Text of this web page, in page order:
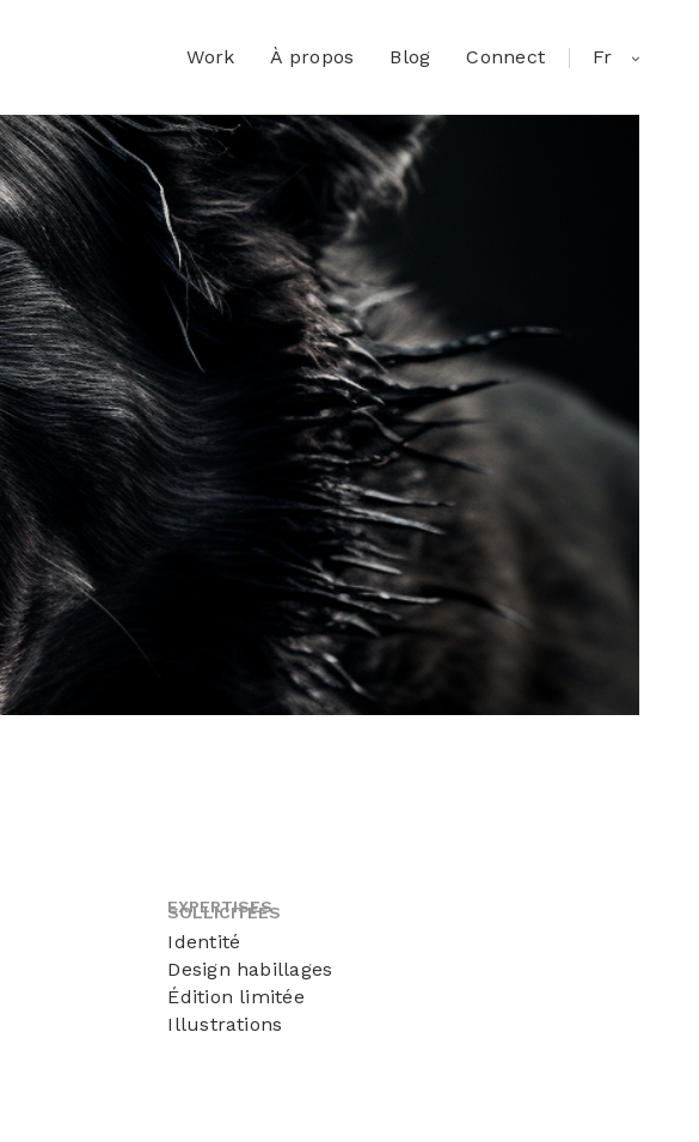
Work À propos Blog Connect Fr
EXPERTISES
SOLLICITÉES
Identité
Design habillages
Édition limitée
Illustrations